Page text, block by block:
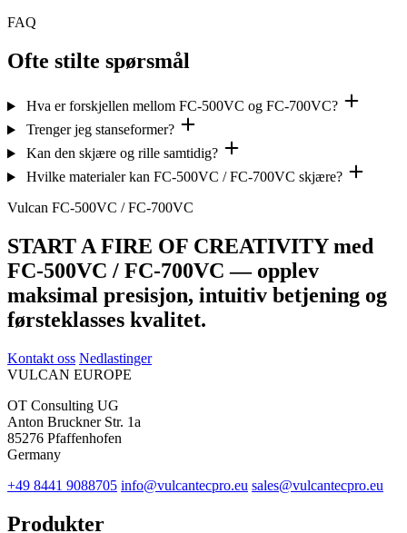
FAQ
Ofte stilte spørsmål
Hva er forskjellen mellom FC-500VC og FC-700VC?
Trenger jeg stanseformer?
Kan den skjære og rille samtidig?
Hvilke materialer kan FC-500VC / FC-700VC skjære?
Vulcan FC-500VC / FC-700VC
START A FIRE OF CREATIVITY med
FC-500VC / FC-700VC — opplev
maksimal presisjon, intuitiv betjening og
førsteklasses kvalitet.
Kontakt oss Nedlastinger
VULCAN EUROPE
OT Consulting UG
Anton Bruckner Str. 1a
85276 Pfaffenhofen
Germany
+49 8441 9088705 info@vulcantecpro.eu sales@vulcantecpro.eu
Produkter